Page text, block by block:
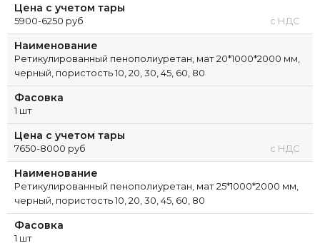
Цена с учетом тары
5900-6250 руб с НДС
Наименование
Ретикулированный пенополиуретан, мат 20*1000*2000 мм,
черный, пористость 10, 20, 30, 45, 60, 80
Фасовка
1 шт
Цена с учетом тары
7650-8000 руб с НДС
Наименование
Ретикулированный пенополиуретан, мат 25*1000*2000 мм,
черный, пористость 10, 20, 30, 45, 60, 80
Фасовка
1 шт